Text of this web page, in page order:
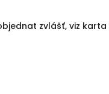
zvlášť, viz